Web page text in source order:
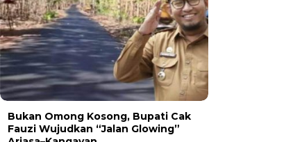
Bukan Omong Kosong, Bupati Cak
Fauzi Wujudkan “Jalan Glowing”